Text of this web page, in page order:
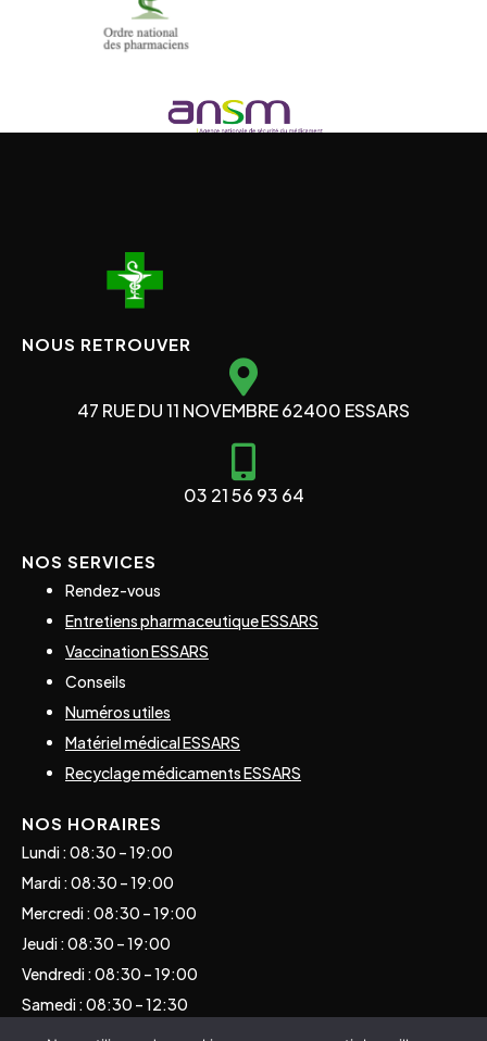
NOUS RETROUVER
47 RUE DU 11 NOVEMBRE 62400 ESSARS
03 21 56 93 64
NOS SERVICES
Rendez-vous
Entretiens pharmaceutique ESSARS
Vaccination ESSARS
Conseils
Numéros utiles
Matériel médical ESSARS
Recyclage médicaments ESSARS
NOS HORAIRES
Lundi : 08:30 – 19:00
Mardi : 08:30 – 19:00
Mercredi : 08:30 – 19:00
Jeudi : 08:30 – 19:00
Vendredi : 08:30 – 19:00
Samedi : 08:30 – 12:30
Dimanche : Consulter les gardes